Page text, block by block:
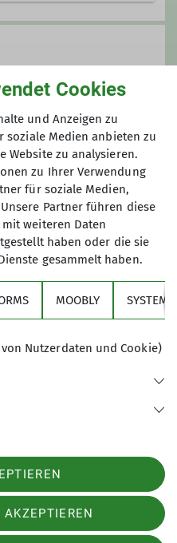
man nicht nur
macht auch mehr
Programm
bis
an. Im
sowie
bis
Skitour und
Alpenvereins e.V.
Cookies
und Anzeigen zu
Medien anbieten zu
Website zu analysieren.
zu Ihrer Verwendung
für soziale Medien,
Partner führen diese
weiteren Daten
haben oder die sie
gesammelt haben.
MOOBLY SYSTEM
Nutzerdaten und Cookie)
AKZEPTIEREN